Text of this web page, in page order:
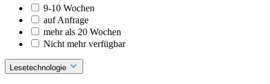
9-10 Wochen
auf Anfrage
mehr als 20 Wochen
Nicht mehr verfügbar
Lesetechnologie